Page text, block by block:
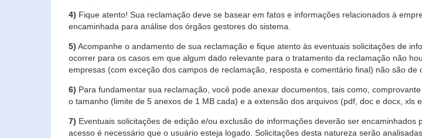
4) Fique atento! Sua reclamação deve se basear em fatos e informações relacionados à
encaminhada para análise dos órgãos gestores do sistema.
5) Acompanhe o andamento de sua reclamação e fique atento às eventuais solicitações de
ocorrer para os casos em que algum dado relevante para o tratamento da reclamação não
empresas (com exceção dos campos de reclamação, resposta e comentário final) não são
6) Para fundamentar sua reclamação, você pode anexar documentos, tais como,
o tamanho (limite de 5 anexos de 1 MB cada) e a extensão dos arquivos (pdf, doc e docx,
7) Eventuais solicitações de edição e/ou exclusão de informações deverão ser encaminhados
acesso é necessário que o usuário esteja logado. Solicitações desta natureza serão